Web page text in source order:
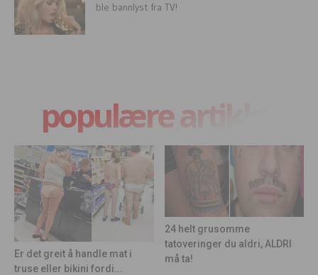
ble bannlyst fra TV!
populære artikler
Er det greit å handle mat i
truse eller bikini fordi...
24 helt grusomme
tatoveringer du aldri, ALDRI
må ta!